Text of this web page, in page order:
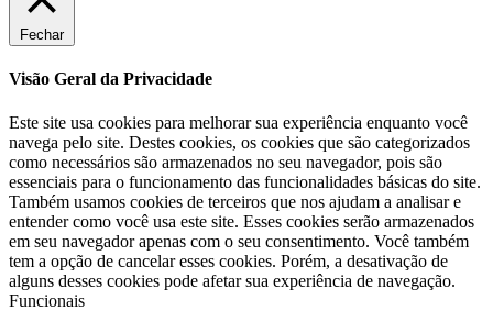
Fechar
Visão Geral da Privacidade
Este site usa cookies para melhorar sua experiência enquanto você
navega pelo site. Destes cookies, os cookies que são categorizados
como necessários são armazenados no seu navegador, pois são
essenciais para o funcionamento das funcionalidades básicas do site.
Também usamos cookies de terceiros que nos ajudam a analisar e
entender como você usa este site. Esses cookies serão armazenados
em seu navegador apenas com o seu consentimento. Você também
tem a opção de cancelar esses cookies. Porém, a desativação de
alguns desses cookies pode afetar sua experiência de navegação.
Funcionais